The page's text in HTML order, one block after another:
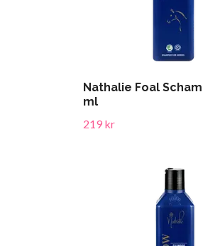
Nathalie Foal
ml
219 kr